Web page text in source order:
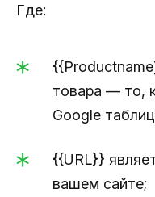
Где:
товара — то,
Google
{{URL}}
вашем сайте;